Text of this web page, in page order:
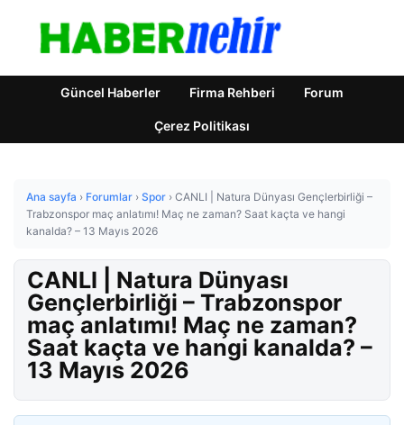
Güncel Haberler Firma Rehberi Forum
Çerez Politikası
Ana sayfa › Forumlar › Spor › CANLI | Natura Dünyası Gençlerbirliği –
Trabzonspor maç anlatımı! Maç ne zaman? Saat kaçta ve hangi
kanalda? – 13 Mayıs 2026
CANLI | Natura Dünyası
Gençlerbirliği – Trabzonspor
maç anlatımı! Maç ne zaman?
Saat kaçta ve hangi kanalda? –
13 Mayıs 2026